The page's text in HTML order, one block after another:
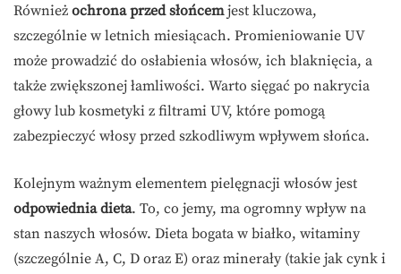
Również ochrona przed słońcemjest kluczowa,
szczególnie w letnich miesiącach. Promieniowanie UV
może prowadzić do osłabienia włosów, ich blaknięcia, a
także zwiększonej łamliwości. Warto sięgać po nakrycia
głowy lub kosmetyki z filtrami UV, które pomogą
zabezpieczyć włosy przed szkodliwym wpływem słońca.
Kolejnym ważnym elementem pielęgnacji włosów jest
odpowiednia dieta. To, co jemy, ma ogromny wpływ na
stan naszych włosów. Dieta bogata w białko, witaminy
(szczególnie A, C, D oraz E) oraz minerały (takie jak cynk i